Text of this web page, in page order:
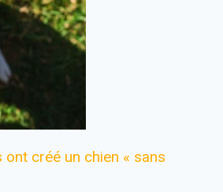
créé un chien « sans